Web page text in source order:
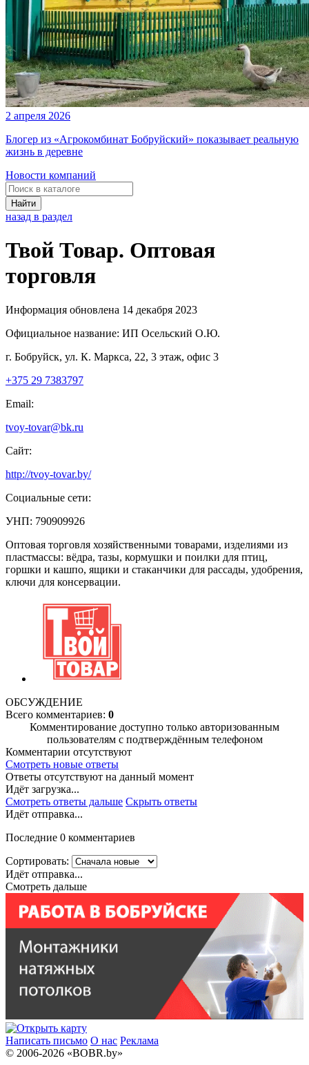
2 апреля 2026
Блогер из «Агрокомбинат Бобруйский» показывает реальную
жизнь в деревне
Новости компаний
Найти
назад в раздел
Твой Товар. Оптовая
торговля
Информация обновлена 14 декабря 2023
Официальное название: ИП Осельский О.Ю.
г. Бобруйск, ул. К. Маркса, 22, 3 этаж, офис 3
+375 29 7383797
Email:
tvoy-tovar@bk.ru
Сайт:
http://tvoy-tovar.by/
Социальные сети:
УНП: 790909926
Оптовая торговля хозяйственными товарами, изделиями из
пластмассы: вёдра, тазы, кормушки и поилки для птиц,
горшки и кашпо, ящики и стаканчики для рассады, удобрения,
ключи для консервации.
ОБСУЖДЕНИЕ
Всего комментариев: 0
Комментирование доступно только авторизованным
пользователям с подтверждённым телефоном
Комментарии отсутствуют
Смотреть новые ответы
Ответы отсутствуют на данный момент
Идёт загрузка...
Смотреть ответы дальше Скрыть ответы
Идёт отправка...
Последние 0 комментариев
Сортировать:
Идёт отправка...
Смотреть дальше
Написать письмо О нас Реклама
© 2006-2026 «BOBR.by»